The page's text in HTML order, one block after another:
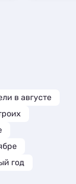
-
в августе
год